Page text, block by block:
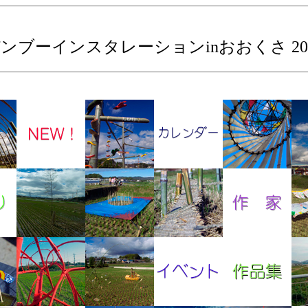
ブーインスタレーションinおおくさ